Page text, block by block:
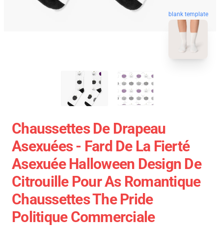
blank template
Chaussettes De Drapeau
Asexuées - Fard De La Fierté
Asexuée Halloween Design De
Citrouille Pour As Romantique
Chaussettes The Pride
Politique Commerciale